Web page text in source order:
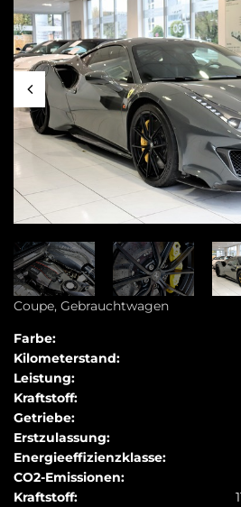
Coupe, Gebrauchtwagen
Farbe:
Kilometerstand:
Leistung:
Kraftstoff:
Getriebe:
Erstzulassung:
Energieeffizienzklasse:
CO2-Emissionen:
Kraftstoff: